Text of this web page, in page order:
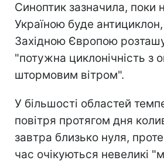
Синоптик зазначила, поки
Україною буде
Західною Європою
"потужна циклонічність з
штормовим вітром".
У більшості областей
повітря протягом дня
завтра близько нуля,
час очікуються невеликі